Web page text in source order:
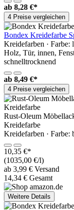
ab 8,28 €*
4 Preise vergleichen
Bondex Kreidefarbe
Kreidefarben · Farbe:
Holz, Tür, innen,
schnelltrocknend
ab 8,49 €*
4 Preise vergleichen
Rust-Oleum
Kreidefarbe
Kreidefarben · Farbe:
10,35 €*
(1035,00 €/l)
ab 3,99 € Versand
14,34 € Gesamt
Weitere Details